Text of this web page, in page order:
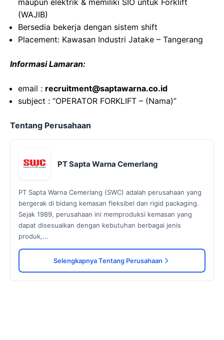
maupun elektrik & memiliki SIO untuk Forklift
(WAJIB)
Bersedia bekerja dengan sistem shift
Placement: Kawasan Industri Jatake – Tangerang
Informasi Lamaran:
email : recruitment@saptawarna.co.id
subject : “OPERATOR FORKLIFT – (Nama)”
Tentang Perusahaan
PT Sapta Warna Cemerlang
PT Sapta Warna Cemerlang (SWC) adalah perusahaan yang
bergerak di bidang kemasan fleksibel dan rigid packaging.
Sejak 1989, perusahaan ini memproduksi kemasan yang
dapat disesuaikan dengan kebutuhan berbagai jenis
produk,...
Selengkapnya Tentang Perusahaan